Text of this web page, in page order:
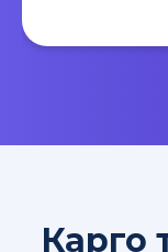
Карго